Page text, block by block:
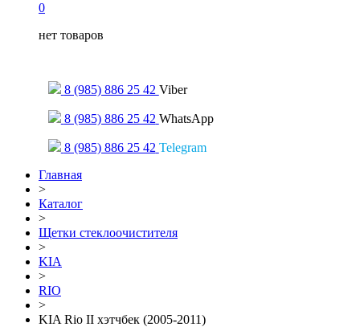
0
нет товаров
8 (985) 886 25 42 Viber
8 (985) 886 25 42 WhatsApp
8 (985) 886 25 42 Telegram
Главная
>
Каталог
>
Щетки стеклоочистителя
>
KIA
>
RIO
>
KIA Rio II хэтчбек (2005-2011)